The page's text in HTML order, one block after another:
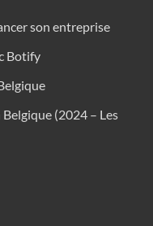
son entreprise
Botify
(2024 – Les